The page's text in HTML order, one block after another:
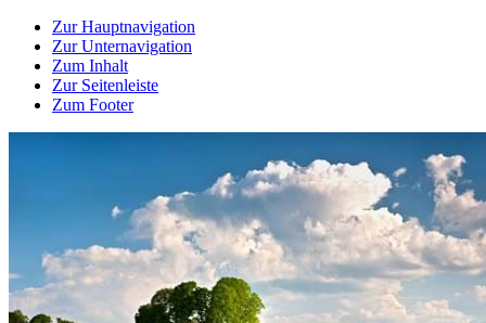
Zur Hauptnavigation
Zur Unternavigation
Zum Inhalt
Zur Seitenleiste
Zum Footer